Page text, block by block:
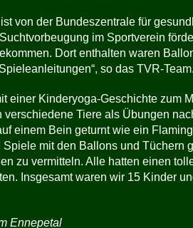
von der Bundeszentrale für
im Sportverein
Dort enthalten waren
so das TVR-
einer Kinderyoga-Geschichte zum
verschiedene Tiere als Übungen
einem Bein geturnt wie ein
Spiele mit den Ballons und Tüchern
zu vermitteln. Alle hatten einen
Insgesamt waren wir 15 Kinder
Ennepetal